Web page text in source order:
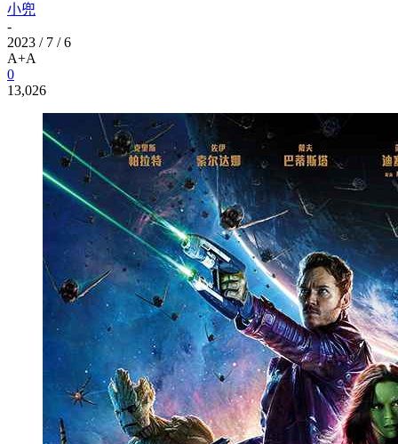
小兜
-
2023 / 7 / 6
A+A
0
13,026